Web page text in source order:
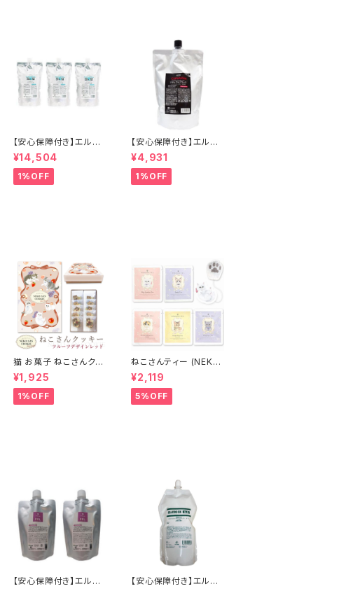
【安心保障付き】エルコ
ス（ELLCOS） キュプア
スクリアクリーム 700g
3個セット ヘアケア シャ
ンプー トリートメント 正
¥14,504
1%OFF
【安心保障付き】エルコ
ス（ELLCOS） キュプア
スカラーバター【ナチュ
ラルブラック】 700g ヘ
アケア 正規品 正規代理
¥4,931
1%OFF
猫 お菓子 ねこさんクッ
キー ( 10枚入 ) フルー
ツデザインVer レッド
¥1,925
1%OFF
ねこさんティー (NEKO
SAN-TEA) ペルシャ
(青いジャスミンティー)
& ブリティッシュショー
トヘア (アールグレイ) &
¥2,119
5%OFF
【安心保障付き】エルコ
【安心保障付き】エルコ